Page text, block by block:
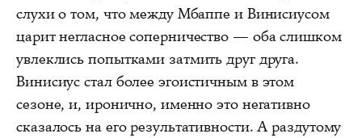
слухи о том, что между Мбаппе и Винисиусом
царит негласное соперничество — оба слишком
увлеклись попытками затмить друг друга.
Винисиус стал более эгоистичным в этом
сезоне, и, иронично, именно это негативно
сказалось на его результативности. А раздутому